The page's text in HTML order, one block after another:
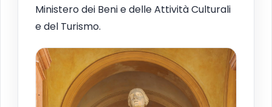
Ministero dei Beni e delle Attività Culturali
e del Turismo.